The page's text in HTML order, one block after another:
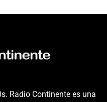
Radio Continente es una